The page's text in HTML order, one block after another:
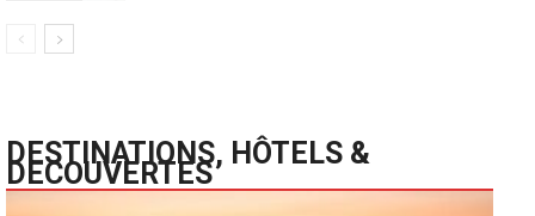
DESTINATIONS, HÔTELS &
DECOUVERTES